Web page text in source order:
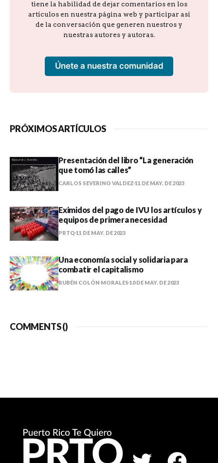
tiene la habilidad de dejar comentarios en los
artículos en nuestra página web y participar así
de la conversación que generen nuestros y
nuestras autores y autoras.
Únete a nuestra comunidad
PRÓXIMOS ARTÍCULOS
Presentación del libro “La generación
que tomó las calles”
CARLOS SEVERINO VALDEZ 11 DE MAY. DE 2023
Eximidos del pago de IVU los artículos y
equipos de primera necesidad
PRTQ 11 DE MAY. DE 2023
Una economía social y solidaria para
combatir el capitalismo
RUBÉN COLÓN MORALES 10 DE MAY. DE 2023
COMMENTS ()